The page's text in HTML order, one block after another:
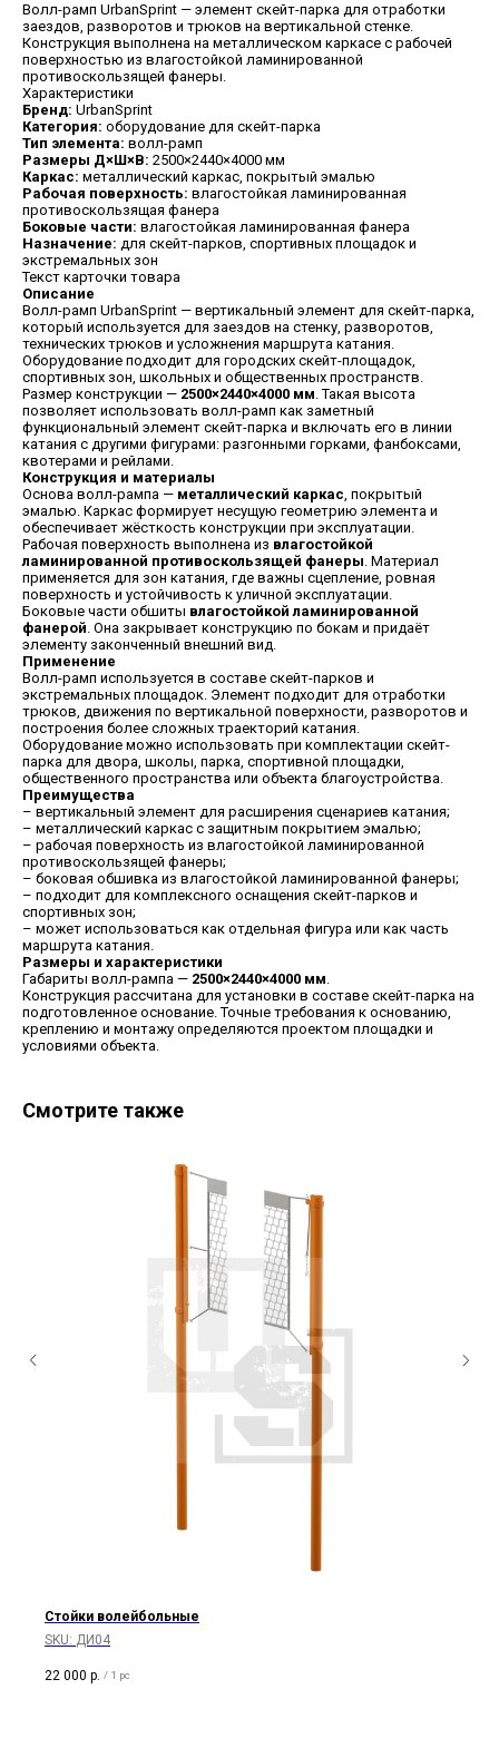
Волл-рамп UrbanSprint — элемент скейт-парка для отработки
заездов, разворотов и трюков на вертикальной стенке.
Конструкция выполнена на металлическом каркасе с рабочей
поверхностью из влагостойкой ламинированной
противоскользящей фанеры.
Характеристики
Бренд: UrbanSprint
Категория: оборудование для скейт-парка
Тип элемента: волл-рамп
Размеры Д×Ш×В: 2500×2440×4000 мм
Каркас: металлический каркас, покрытый эмалью
Рабочая поверхность: влагостойкая ламинированная
противоскользящая фанера
Боковые части: влагостойкая ламинированная фанера
Назначение: для скейт-парков, спортивных площадок и
экстремальных зон
Текст карточки товара
Описание
Волл-рамп UrbanSprint — вертикальный элемент для скейт-парка,
который используется для заездов на стенку, разворотов,
технических трюков и усложнения маршрута катания.
Оборудование подходит для городских скейт-площадок,
спортивных зон, школьных и общественных пространств.
Размер конструкции — 2500×2440×4000 мм. Такая высота
позволяет использовать волл-рамп как заметный
функциональный элемент скейт-парка и включать его в линии
катания с другими фигурами: разгонными горками, фанбоксами,
квотерами и рейлами.
Конструкция и материалы
Основа волл-рампа — металлический каркас, покрытый
эмалью. Каркас формирует несущую геометрию элемента и
обеспечивает жёсткость конструкции при эксплуатации.
Рабочая поверхность выполнена из влагостойкой
ламинированной противоскользящей фанеры. Материал
применяется для зон катания, где важны сцепление, ровная
поверхность и устойчивость к уличной эксплуатации.
Боковые части обшиты влагостойкой ламинированной
фанерой. Она закрывает конструкцию по бокам и придаёт
элементу законченный внешний вид.
Применение
Волл-рамп используется в составе скейт-парков и
экстремальных площадок. Элемент подходит для отработки
трюков, движения по вертикальной поверхности, разворотов и
построения более сложных траекторий катания.
Оборудование можно использовать при комплектации скейт-
парка для двора, школы, парка, спортивной площадки,
общественного пространства или объекта благоустройства.
Преимущества
– вертикальный элемент для расширения сценариев катания;
– металлический каркас с защитным покрытием эмалью;
– рабочая поверхность из влагостойкой ламинированной
противоскользящей фанеры;
– боковая обшивка из влагостойкой ламинированной фанеры;
– подходит для комплексного оснащения скейт-парков и
спортивных зон;
– может использоваться как отдельная фигура или как часть
маршрута катания.
Размеры и характеристики
Габариты волл-рампа — 2500×2440×4000 мм.
Конструкция рассчитана для установки в составе скейт-парка на
подготовленное основание. Точные требования к основанию,
креплению и монтажу определяются проектом площадки и
условиями объекта.
Смотрите также
Стойки волейбольные
SKU: ДИ04
22 000 р. / 1 pc
sale@urbansprint.ru
ГОРОД РЫБИНСК, ПР-Т